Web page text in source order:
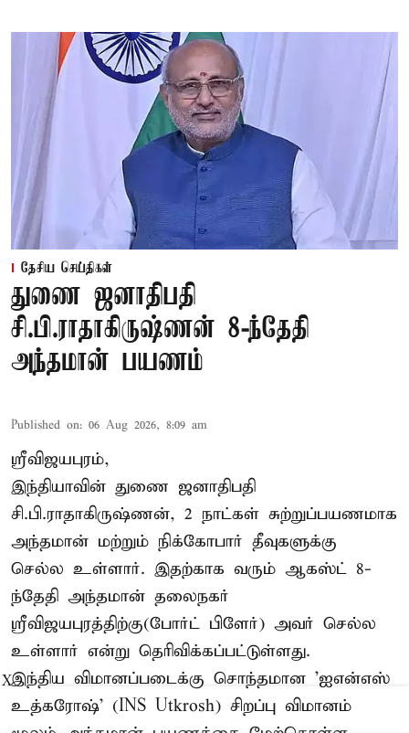
தேசிய செய்திகள்
துணை ஜனாதிபதி
சி.பி.ராதாகிருஷ்ணன் 8-ந்தேதி
அந்தமான் பயணம்
Published on: 06 Aug 2026, 8:09 am
ஸ்ரீவிஜயபுரம்,
இந்தியாவின் துணை ஜனாதிபதி
சி.பி.ராதாகிருஷ்ணன், 2 நாட்கள் சுற்றுப்பயணமாக
அந்தமான் மற்றும் நிக்கோபார் தீவுகளுக்கு
செல்ல உள்ளார். இதற்காக வரும் ஆகஸ்ட் 8-
ந்தேதி அந்தமான் தலைநகர்
ஸ்ரீவிஜயபுரத்திற்கு(போர்ட் பிளேர்) அவர் செல்ல
உள்ளார் என்று தெரிவிக்கப்பட்டுள்ளது.
இந்திய விமானப்படைக்கு சொந்தமான 'ஐஎன்எஸ்
உத்கரோஷ்' (INS Utkrosh) சிறப்பு விமானம்
X